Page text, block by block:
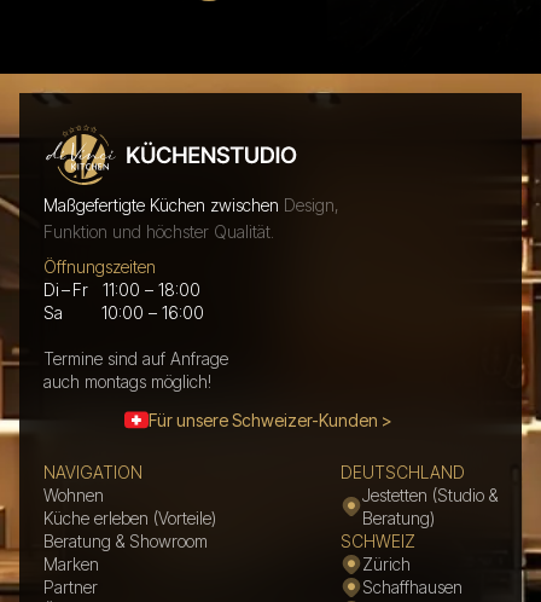
Maßgefertigte Küchen zwischen Design,
Funktion und höchster Qualität.
Öffnungszeiten
Di – Fr 11:00 – 18:00
Sa 10:00 – 16:00
Termine sind auf Anfrage
auch montags möglich!
Für unsere Schweizer-Kunden >
NAVIGATION
Wohnen
Küche erleben (Vorteile)
Beratung & Showroom
Marken
Partner
DEUTSCHLAND
Jestetten (Studio &
Beratung)
SCHWEIZ
Zürich
Schaffhausen